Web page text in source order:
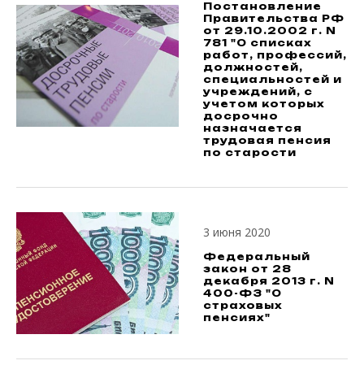
Постановление
Правительства РФ
от 29.10.2002 г. N
781 "О списках
работ, профессий,
должностей,
специальностей и
учреждений, с
учетом которых
досрочно
назначается
трудовая пенсия
по старости
3 июня 2020
Федеральный
закон от 28
декабря 2013 г. N
400-ФЗ "О
страховых
пенсиях"